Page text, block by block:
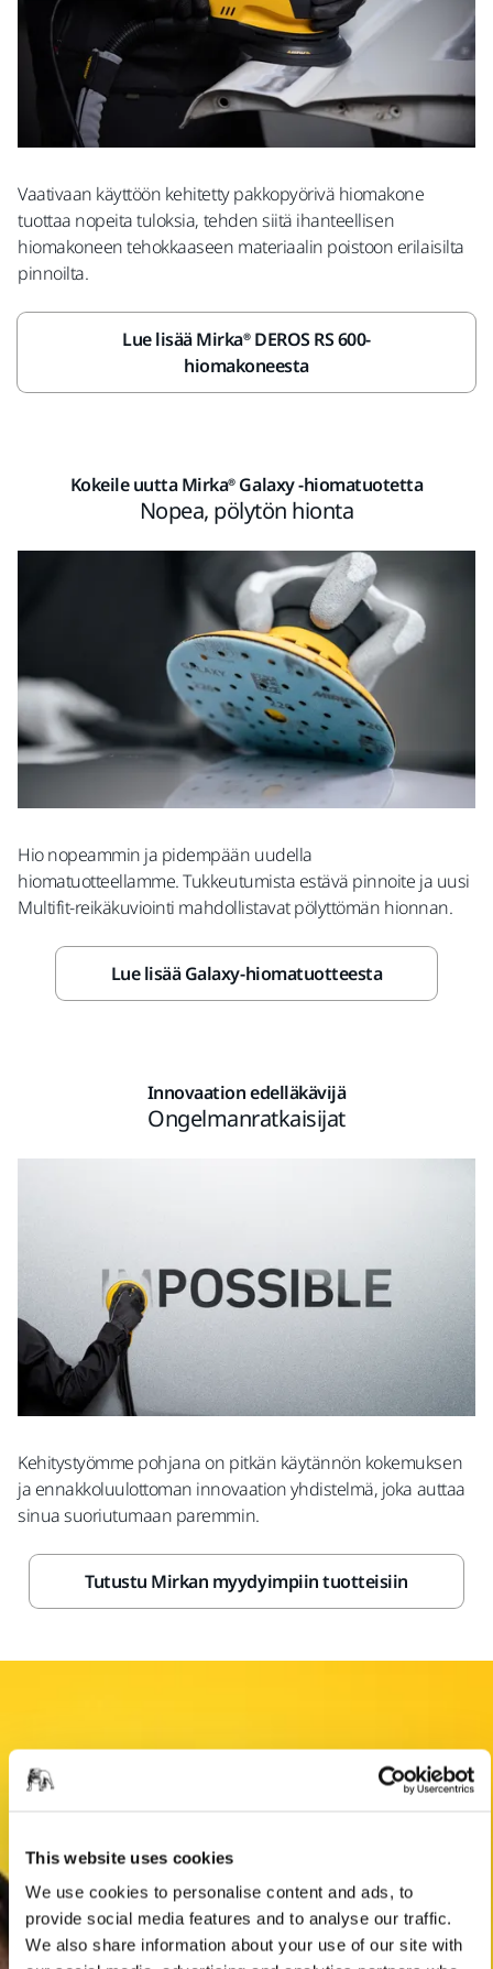
This website uses cookies
We use cookies to personalise content and ads, to
provide social media features and to analyse our traffic.
We also share information about your use of our site with
Vaativaan käyttöön kehitetty pakkopyörivä hiomakone
tuottaa nopeita tuloksia, tehden siitä ihanteellisen
hiomakoneen tehokkaaseen materiaalin poistoon erilaisilta
pinnoilta.
Lue lisää Mirka® DEROS RS 600-
hiomakoneesta
Kokeile uutta Mirka® Galaxy -hiomatuotetta
Nopea, pölytön hionta
Hio nopeammin ja pidempään uudella
hiomatuotteellamme. Tukkeutumista estävä pinnoite ja uusi
Multifit-reikäkuviointi mahdollistavat pölyttömän hionnan.
Lue lisää Galaxy-hiomatuotteesta
Innovaation edelläkävijä
Ongelmanratkaisijat
Kehitystyömme pohjana on pitkän käytännön kokemuksen
ja ennakkoluulottoman innovaation yhdistelmä, joka auttaa
sinua suoriutumaan paremmin.
Tutustu Mirkan myydyimpiin tuotteisiin